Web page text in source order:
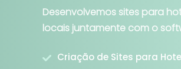
Desenvolvemos sites para
locais juntamente com o
Criação de Sites para